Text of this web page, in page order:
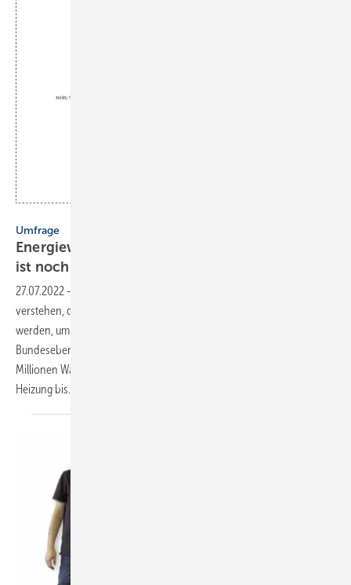
Umfrage
Energie wende und Versorgungssicherheit: Es
ist noch viel zu
27.07.2022 -
verstehen, dass mehr Fachkräfte in der SHK-Branche benötigt
werden, um die Ziele der Energiewende zu erreichen. Auf
Bundesebene formulieren die Klimavorgaben, dass bis 2030 sechs
Millionen Wärmepumpen einzubauen sind. Bis 2024 soll jede neue
Heizung bis...